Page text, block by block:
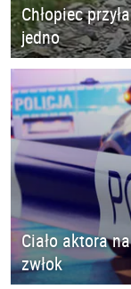
Chłopiec
jedno
Ciało aktora
zwłok